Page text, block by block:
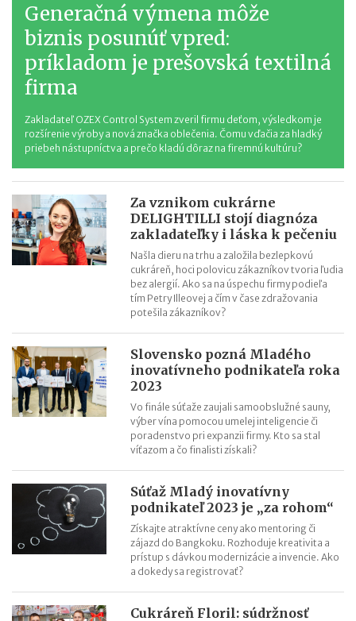
Generačná výmena môže
biznis posunúť vpred:
príkladom je prešovská textilná
firma
Zakladateľ OZEX Control System zveril firmu deťom, výsledkom je
rozšírenie výroby a nová značka oblečenia. Čomu vďačia za hladký
priebeh nástupníctva a prečo kladú dôraz na firemnú kultúru?
Za vznikom cukrárne
DELIGHTILLI stojí diagnóza
zakladateľky i láska k pečeniu
Našla dieru na trhu a založila bezlepkovú
cukráreň, hoci polovicu zákazníkov tvoria ľudia
bez alergií. Ako sa na úspechu firmy podieľa
tím Petry Illeovej a čím v čase zdražovania
potešila zákazníkov?
Slovensko pozná Mladého
inovatívneho podnikateľa roka
2023
Vo finále súťaže zaujali samoobslužné sauny,
výber vína pomocou umelej inteligencie či
poradenstvo pri expanzii firmy. Kto sa stal
víťazom a čo finalisti získali?
Súťaž Mladý inovatívny
podnikateľ 2023 je „za rohom“
Získajte atraktívne ceny ako mentoring či
zájazd do Bangkoku. Rozhoduje kreativita a
prístup s dávkou modernizácie a invencie. Ako
a dokedy sa registrovať?
Cukráreň Floril: súdržnosť